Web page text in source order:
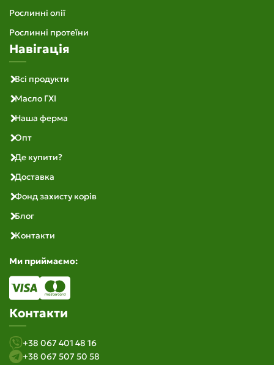
Рослинні олії
Рослинні протеїни
Навігація
Всі продукти
Масло ГХІ
Наша ферма
Опт
Де купити?
Доставка
Фонд захисту корів
Блог
Контакти
Ми приймаємо:
Контакти
+38 067 401 48 16
+38 067 507 50 58